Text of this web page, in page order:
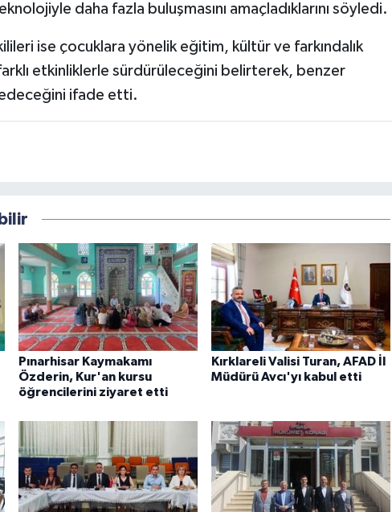
daha fazla buluşmasını amaçladıklarını söyledi.
ise çocuklara yönelik eğitim, kültür ve farkındalık
farklı etkinliklerle sürdürüleceğini belirterek, benzer
ifade etti.
Pınarhisar Kaymakamı
Özderin, Kur'an kursu
öğrencilerini ziyaret etti
Kırklareli Valisi Turan, AFAD İl
Müdürü Avcı'yı kabul etti